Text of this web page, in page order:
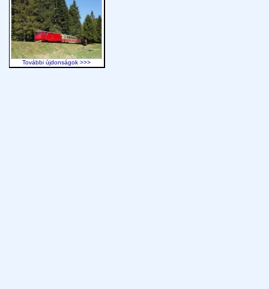
További újdonságok >>>